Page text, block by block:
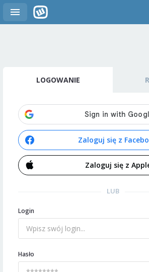
LOGOWANIE
Zaloguj się z
Zaloguj się z
LUB
Login
Hasło